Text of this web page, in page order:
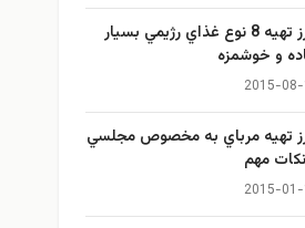
طرز تهيه 8 نوع غذاي رژيمي بسيار
و خوشمزه
2015-
تهيه مرباي به مخصوص مجلسي
مهم
2015-